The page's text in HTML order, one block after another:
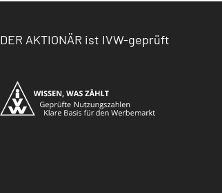
DER AKTIONÄR ist IVW-geprüft